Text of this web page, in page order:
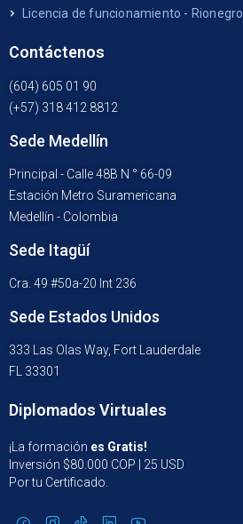
Licencia de funcionamiento - Rionegro
Contáctenos
(604) 605 01 90
(+57) 318 412 8812
Sede Medellín
Principal - Calle 48B N ° 66-09
Estación Metro Suramericana
Medellín - Colombia
Sede Itagüí
Cra. 49 #50a-20 Int 236
Sede Estados Unidos
333 Las Olas Way, Fort Lauderdale
FL 33301
Diplomados Virtuales
¡La formación es Gratis!
Inversión $80.000 COP | 25 USD
Por tu Certificado.